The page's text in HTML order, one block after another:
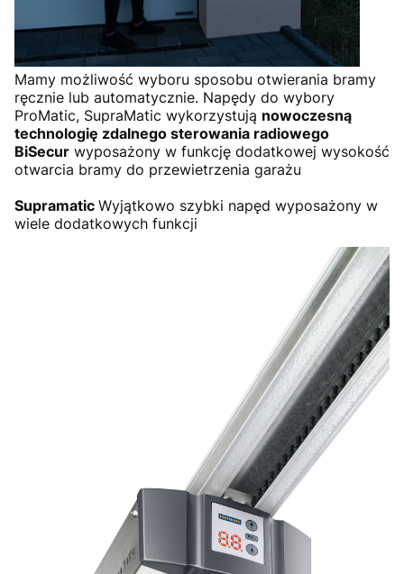
Mamy możliwość wyboru sposobu otwierania bramy
ręcznie lub automatycznie. Napędy do wybory
ProMatic, SupraMatic wykorzystują nowoczesną
technologię zdalnego sterowania radiowego
BiSecur wyposażony w funkcję dodatkowej wysokość
otwarcia bramy do przewietrzenia garażu
Supramatic Wyjątkowo szybki napęd wyposażony w
wiele dodatkowych funkcji